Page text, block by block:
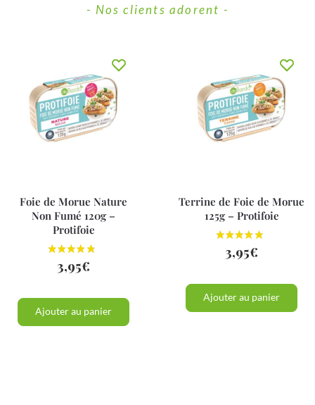
- Nos clients adorent -
Foie de Morue Nature
Non Fumé 120g –
Protifoie
3,95€
Ajouter au panier
Terrine de Foie de Morue
125g – Protifoie
3,95€
Ajouter au panier